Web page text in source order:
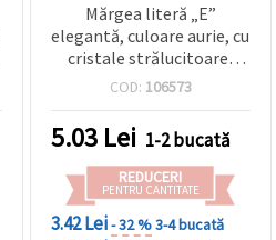
Mărgea literă „E”
elegantă, culoare aurie, cu
cristale strălucitoare,
gaură 8 mm – charm ideal
handmade, EM ART
COD: 106573
5.03 Lei 1-2 bucată
REDUCERI
PENTRU CANTITATE
3.42 Lei- 32 %3-4 bucată